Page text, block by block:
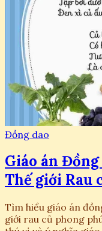
Đồng dao
Giáo án
Thế giới Rau
Tìm hiểu giáo án
giới rau củ phong